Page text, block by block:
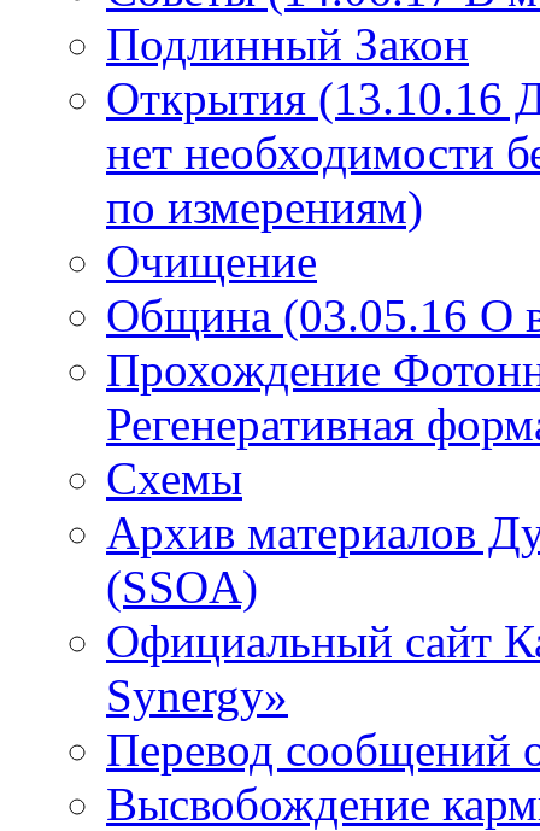
Подлинный Закон
Открытия (13.10.16
нет необходимости
по измерениям)
Очищение
Община (03.05.16 О
Прохождение
Регенеративная
Схемы
Архив материалов
(SSOA)
Официальный сайт
Synergy»
Перевод сообщений
Высвобождение